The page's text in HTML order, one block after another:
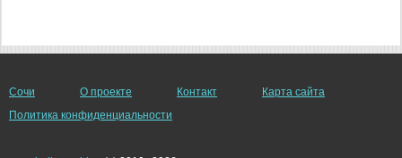
Сочи О проекте Контакт
Карта сайта
Политика конфиденциальности